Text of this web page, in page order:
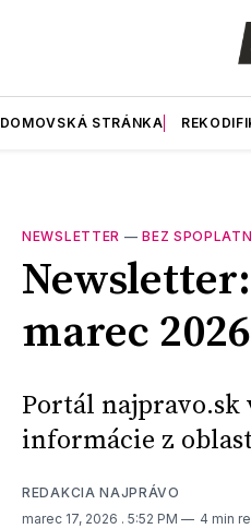
DOMOVSKÁ STRÁNKA
NEWSLETTER —BEZ
marec 2026
Portál
informácie z
REDAKCIA NAJPRÁVO
marec 17, 2026 . 5:52 PM 4 min